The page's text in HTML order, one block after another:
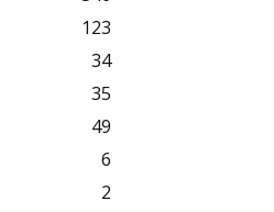
123
34
35
49
6
2